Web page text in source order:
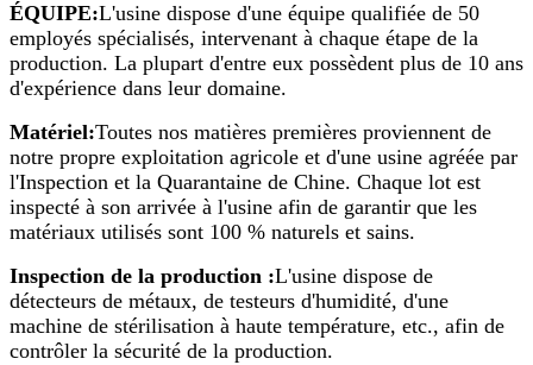
ÉQUIPE:L'usine dispose d'une équipe qualifiée de 50
employés spécialisés, intervenant à chaque étape de la
production. La plupart d'entre eux possèdent plus de 10 ans
d'expérience dans leur domaine.
Matériel:Toutes nos matières premières proviennent de
notre propre exploitation agricole et d'une usine agréée par
l'Inspection et la Quarantaine de Chine. Chaque lot est
inspecté à son arrivée à l'usine afin de garantir que les
matériaux utilisés sont 100 % naturels et sains.
Inspection de la production :L'usine dispose de
détecteurs de métaux, de testeurs d'humidité, d'une
machine de stérilisation à haute température, etc., afin de
contrôler la sécurité de la production.